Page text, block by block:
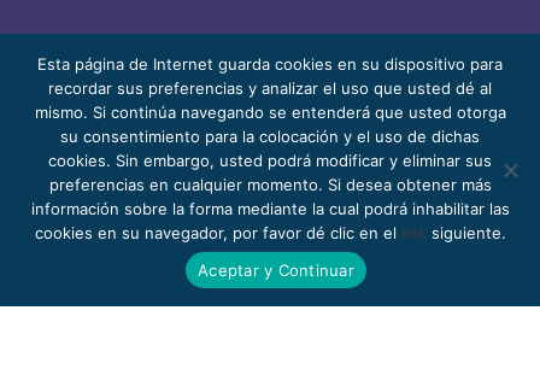
© 2026 Bello, Gallardo, Bonequi y García,
S.C.
Contenido traducido automáticamente. La
precisión puede variar según el idioma.
Pro Bono
Trabaja con nosotros Webmail
Esta página de Internet guarda cookies en su dispositivo para
recordar sus preferencias y analizar el uso que usted dé al
mismo. Si continúa navegando se entenderá que usted otorga
su consentimiento para la colocación y el uso de dichas
cookies. Sin embargo, usted podrá modificar y eliminar sus
preferencias en cualquier momento. Si desea obtener más
información sobre la forma mediante la cual podrá inhabilitar las
cookies en su navegador, por favor dé clic en el link siguiente.
Aceptar y Continuar